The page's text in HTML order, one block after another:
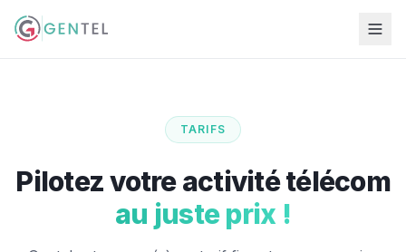
TARIFS
Pilotez votre activité télécom
au juste prix !